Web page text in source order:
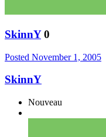
SkinnY 0
Posted November 1, 2005
SkinnY
Nouveau